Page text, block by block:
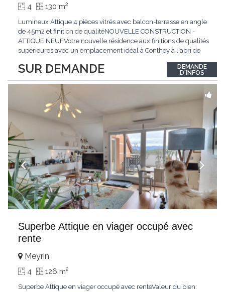
SUR DEMANDE
4 130 m2
Lumineux Attique 4 pièces vitrés avec balcon-terrasse en angle
de 45m2 et finition de qualitéNOUVELLE CONSTRUCTION -
ATTIQUE NEUFVotre nouvelle résidence aux finitions de qualités
supérieures avec un emplacement idéal à Conthey à l'abri de
commodités !LE PALLADIONouvelle résidence d'appartements
haut de gamme située à...
DEMANDE
D'INFOS
Superbe Attique en viager occupé avec
rente
Meyrin
4 126 m2
Superbe Attique en viager occupé avec renteValeur du bien: